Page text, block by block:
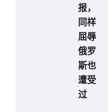
报，
同样
屈辱
俄罗
斯也
遭受
过